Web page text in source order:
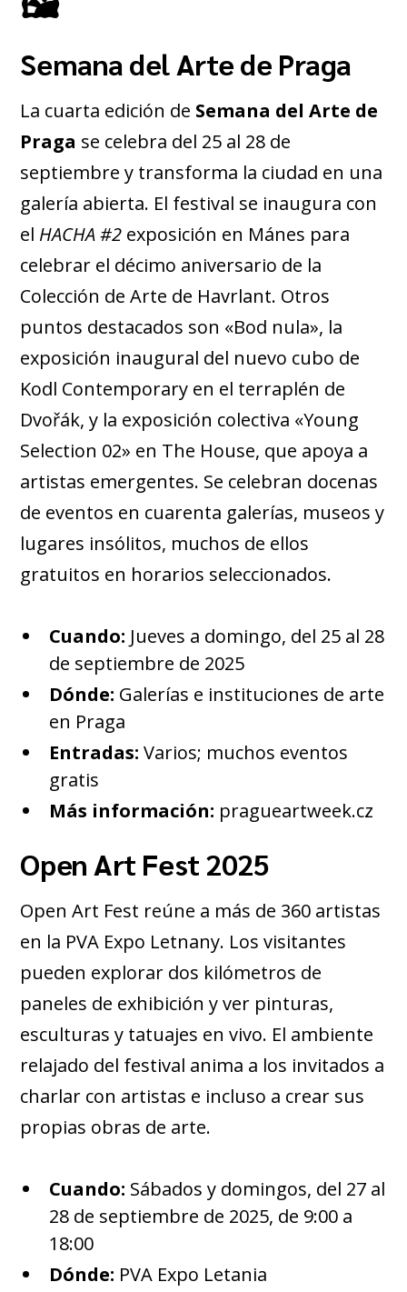
Semana del Arte de Praga
La cuarta edición de Semana del Arte de
Praga se celebra del 25 al 28 de
septiembre y transforma la ciudad en una
galería abierta. El festival se inaugura con
el HACHA #2 exposición en Mánes para
celebrar el décimo aniversario de la
Colección de Arte de Havrlant. Otros
puntos destacados son «Bod nula», la
exposición inaugural del nuevo cubo de
Kodl Contemporary en el terraplén de
Dvořák, y la exposición colectiva «Young
Selection 02» en The House, que apoya a
artistas emergentes. Se celebran docenas
de eventos en cuarenta galerías, museos y
lugares insólitos, muchos de ellos
gratuitos en horarios seleccionados.
Cuando: Jueves a domingo, del 25 al 28
de septiembre de 2025
Dónde: Galerías e instituciones de arte
en Praga
Entradas: Varios; muchos eventos
gratis
Más información: pragueartweek.cz
Open Art Fest 2025
Open Art Fest reúne a más de 360 artistas
en la PVA Expo Letnany. Los visitantes
pueden explorar dos kilómetros de
paneles de exhibición y ver pinturas,
esculturas y tatuajes en vivo. El ambiente
relajado del festival anima a los invitados a
charlar con artistas e incluso a crear sus
propias obras de arte.
Cuando: Sábados y domingos, del 27 al
28 de septiembre de 2025, de 9:00 a
18:00
Dónde: PVA Expo Letania